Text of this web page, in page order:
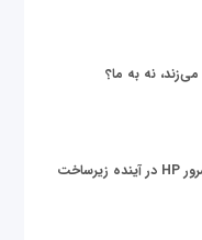
نه به ما؟
زیر پوست دنیای داده؛ نقش سرور HP در آینده زیرساخت